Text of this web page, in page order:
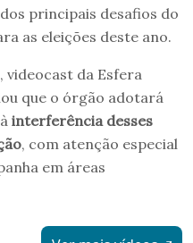
principais desafios do
as eleições deste ano.
videocast da Esfera
que o órgão adotará
interferência desses
, com atenção especial
em áreas